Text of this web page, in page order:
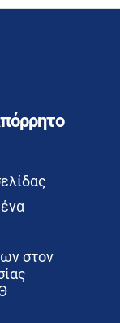
στον